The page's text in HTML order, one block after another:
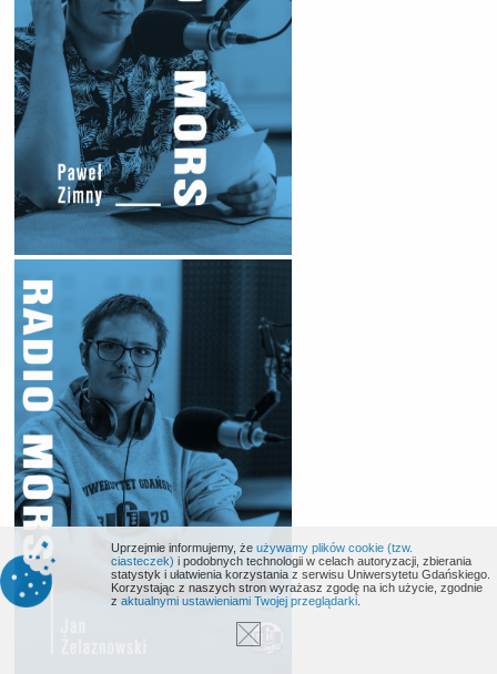
Uprzejmie informujemy, że używamy plików cookie (tzw.
ciasteczek) i podobnych technologii w celach autoryzacji, zbierania
statystyk i ułatwienia korzystania z serwisu Uniwersytetu Gdańskiego.
Korzystając z naszych stron wyrażasz zgodę na ich użycie, zgodnie
z aktualnymi ustawieniami Twojej przeglądarki